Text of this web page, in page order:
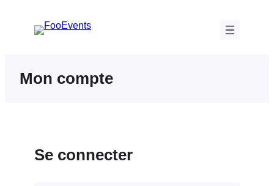
Mon compte
Se connecter